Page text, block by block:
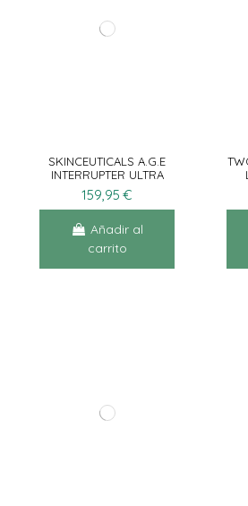
SKINCEUTICALS A.G.E
INTERRUPTER ULTRA
30ML
159,95 €
Añadir al
carrito